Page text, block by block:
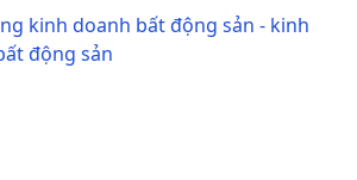
kinh doanh bất động sản - kinh
động sản